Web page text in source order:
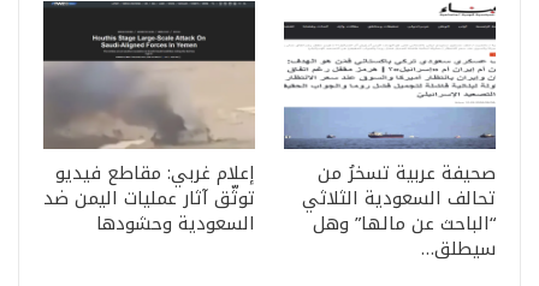
صحيفة عربية تسخرُ من
تحالف السعودية الثلاثي
“الباحث عن مالها” وهل
سيطلق…
إعلام غربي: مقاطع فيديو
توثّق آثار عمليات اليمن ضد
السعودية وحشودها